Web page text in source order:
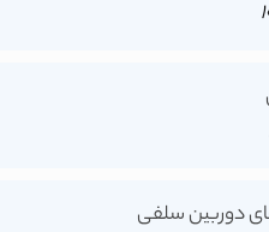
دوربین سلفی